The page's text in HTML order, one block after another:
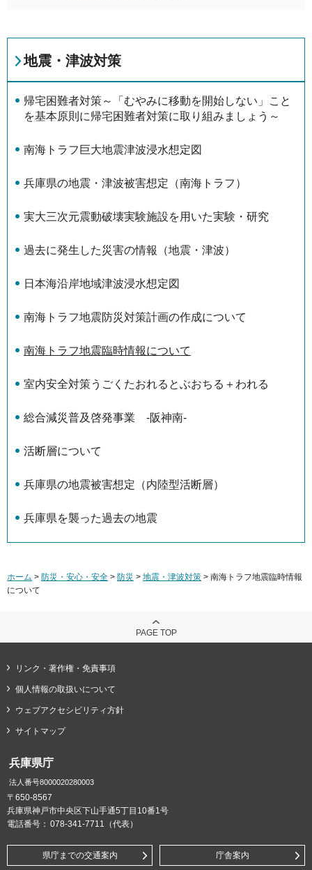
地震・津波対策
帰宅困難者対策～「むやみに移動を開始しない」こと
を基本原則に帰宅困難者対策に取り組みましょう～
南海トラフ巨大地震津波浸水想定図
兵庫県の地震・津波被害想定（南海トラフ）
実大三次元震動破壊実験施設を用いた実験・研究
過去に発生した災害の情報（地震・津波）
日本海沿岸地域津波浸水想定図
南海トラフ地震防災対策計画の作成について
南海トラフ地震臨時情報について
室内安全対策うごくたおれるとぶおちる＋われる
総合減災普及啓発事業 -阪神南-
活断層について
兵庫県の地震被害想定（内陸型活断層）
兵庫県を襲った過去の地震
ホーム > 防災・安心・安全 > 防災 > 地震・津波対策 > 南海トラフ地震臨時情報
について
PAGE TOP
リンク・著作権・免責事項
個人情報の取扱いについて
ウェブアクセシビリティ方針
サイトマップ
兵庫県庁
法人番号8000020280003
〒650-8567
兵庫県神戸市中央区下山手通5丁目10番1号
電話番号： 078-341-7711（代表）
県庁までの交通案内 庁舎案内